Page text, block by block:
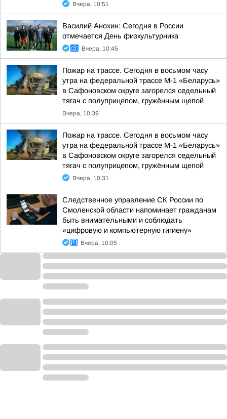
Вчера, 10:51
Василий Анохин: Сегодня в России
отмечается День физкультурника
Вчера, 10:45
Пожар на трассе. Сегодня в восьмом часу
утра на федеральной трассе М-1 «Беларусь»
в Сафоновском округе загорелся седельный
тягач с полуприцепом, гружённым щепой
Вчера, 10:39
Пожар на трассе. Сегодня в восьмом часу
утра на федеральной трассе М-1 «Беларусь»
в Сафоновском округе загорелся седельный
тягач с полуприцепом, гружённым щепой
Вчера, 10:31
Следственное управление СК России по
Смоленской области напоминает гражданам
быть внимательными и соблюдать
«цифровую и компьютерную гигиену»
Вчера, 10:05